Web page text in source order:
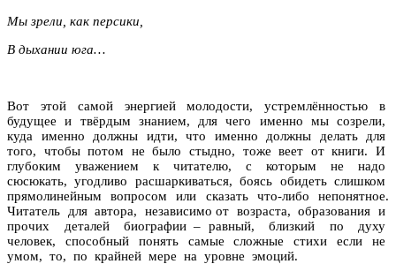
Мы зрели, как персики,
В дыхании юга…
Вот этой самой энергией молодости, устремлённостью в
будущее и твёрдым знанием, для чего именно мы созрели,
куда именно должны идти, что именно должны делать для
того, чтобы потом не было стыдно, тоже веет от книги. И
глубоким уважением к читателю, с которым не надо
сюсюкать, угодливо расшаркиваться, боясь обидеть слишком
прямолинейным вопросом или сказать что-либо непонятное.
Читатель для автора, независимо от возраста, образования и
прочих деталей биографии – равный, близкий по духу
человек, способный понять самые сложные стихи если не
умом, то, по крайней мере на уровне эмоций.